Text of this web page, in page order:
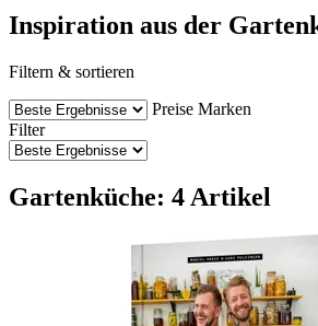
Inspiration aus der
Filtern & sortieren
Preise Marken
Filter
Gartenküche: 4 Artikel